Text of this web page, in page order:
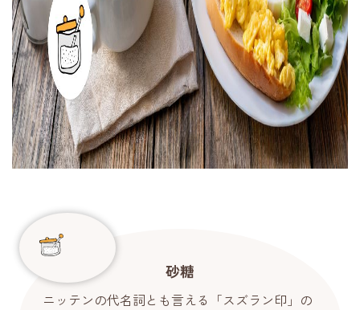
砂糖
ニッテンの代名詞とも言える「スズラン印」の